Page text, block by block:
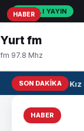
CANLI YAYIN
Yurt fm
fm 97.8 Mhz
SON DAKIKA
U17
HABER
HABER
HABER
HABER